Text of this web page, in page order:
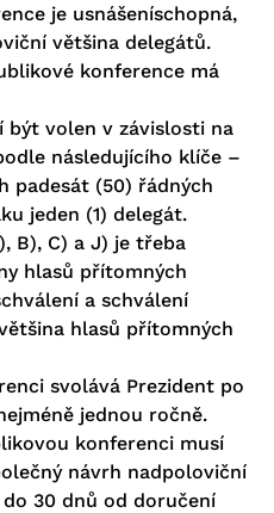
je usnášeníschopná,
většina delegátů.
konference má
být volen v závislosti na
následujícího klíče –
padesát (50) řádných
jeden (1) delegát.
B), C) a J) je třeba
hlasů přítomných
a schválení
hlasů přítomných
svolává Prezident po
jednou ročně.
konferenci musí
návrh nadpoloviční
30 dnů od doručení